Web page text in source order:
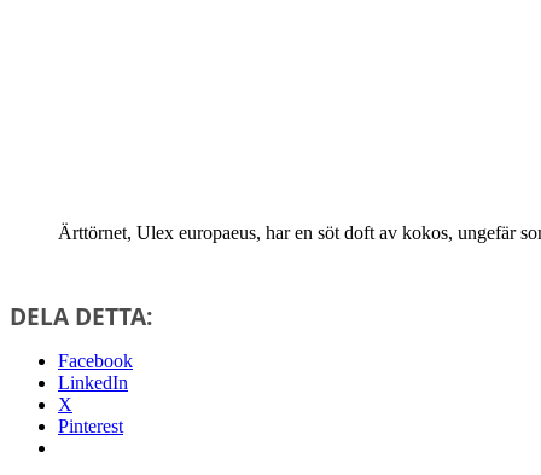
Ärttörnet, Ulex europaeus, har en söt doft av kokos, ungefär
DELA DETTA:
Facebook
LinkedIn
X
Pinterest